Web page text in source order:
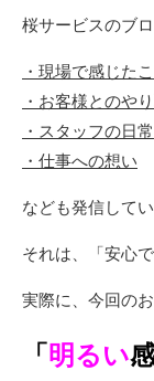
桜サービスのブ
・現場で感じた
・お客様とのや
・スタッフの日常
・仕事への想い
なども発信してい
それは、「安心
実際に、今回の
「 明るい